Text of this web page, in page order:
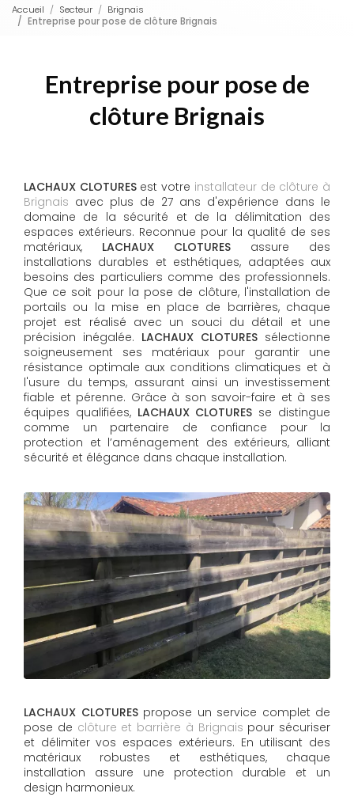
Accueil Secteur
Brignais
Entreprise pour pose de clôture Brignais
Entreprise pour pose de
clôture Brignais
LACHAUX CLOTURESest votre installateur de clôture à
Brignais avec plus de 27 ans d'expérience dans le
domaine de la sécurité et de la délimitation des
espaces extérieurs. Reconnue pour la qualité de ses
matériaux, LACHAUX CLOTURES assure des
installations durables et esthétiques, adaptées aux
besoins des particuliers comme des professionnels.
Que ce soit pour la pose de clôture, l'installation de
portails ou la mise en place de barrières, chaque
projet est réalisé avec un souci du détail et une
précision inégalée. LACHAUX CLOTURES sélectionne
soigneusement ses matériaux pour garantir une
résistance optimale aux conditions climatiques et à
l'usure du temps, assurant ainsi un investissement
fiable et pérenne. Grâce à son savoir-faire et à ses
équipes qualifiées,LACHAUX CLOTURES​​​​​​​ se distingue
comme un partenaire de confiance pour la
protection et l’aménagement des extérieurs, alliant
sécurité et élégance dans chaque installation.
LACHAUX CLOTURESpropose un service complet de
pose de clôture et barrière à Brignais pour sécuriser
et délimiter vos espaces extérieurs. En utilisant des
matériaux robustes et esthétiques, chaque
installation assure une protection durable et un
design harmonieux.